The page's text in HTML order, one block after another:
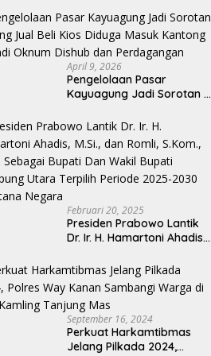
Digitalisasi dan
Kemandirian Fiskal
April 9, 2026
Pengelolaan Pasar
Kayuagung Jadi Sorotan –
Masuk Kantong Pribadi
Oknum Dishub dan
Perdagangan
Februari 20, 2025
Presiden Prabowo Lantik
Dr. Ir. H. Hamartoni Ahadis,
M.M. Sebagai Bupati Dan
Wakil Bupati Lampung
Utara Terpilih Periode
2025-2030 Di Istana
Negara
September 16, 2024
Perkuat Harkamtibmas
Jelang Pilkada 2024,